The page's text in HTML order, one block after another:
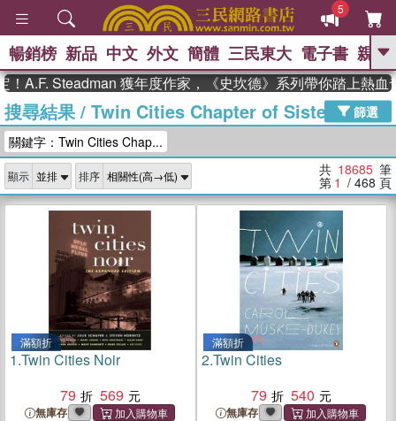
5
GO
熱搜： 東野圭吾 、 The Odyssey 、
父親節 、 如果歷史是一群喵 、 暑期
念華 、 台灣的李登輝時代 、 數學女
孩：黎曼猜想
偉大的迷走神經
暢銷榜 新品 中文 外文 簡體 三民東大 電子書 親子
獲年度作家，《史坎德》系列帶你踏上熱血奇幻旅
搜尋結果/ Twin Cities Chapter of Sisters in篩選
關鍵字：Twin Cities Chap...
顯示 排序 共 18685 筆
第 1 / 468 頁
滿額折
1.Twin Cities Noir
79
569
無庫存
滿額折
2.Twin Cities
79
540
無庫存